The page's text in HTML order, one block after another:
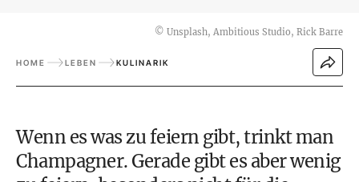
© Unsplash, Ambitious Studio, Rick Barre
HOME LEBEN KULINARIK
Wenn es was zu feiern gibt, trinkt man
Champagner. Gerade gibt es aber wenig